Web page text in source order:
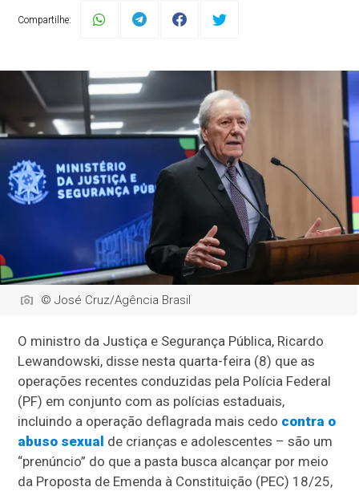
Compartilhe:
© José Cruz/Agência Brasil
O ministro da Justiça e Segurança Pública, Ricardo
Lewandowski, disse nesta quarta-feira (8) que as
operações recentes conduzidas pela Polícia Federal
(PF) em conjunto com as polícias estaduais,
incluindo a operação deflagrada mais cedo contra o
abuso sexual de crianças e adolescentes – são um
“prenúncio” do que a pasta busca alcançar por meio
da Proposta de Emenda à Constituição (PEC) 18/25,